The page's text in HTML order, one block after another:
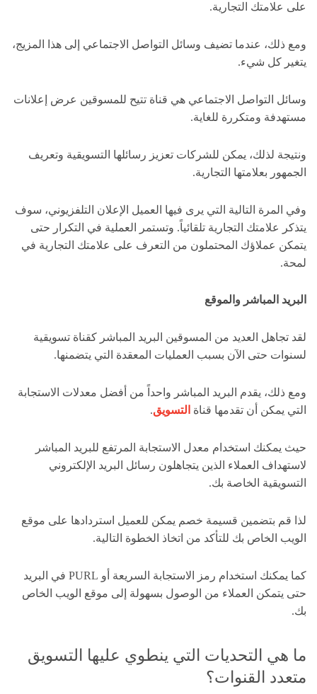
على علامتك التجارية.
ومع ذلك، عندما تضيف وسائل التواصل الاجتماعي إلى هذا المزيج،
يتغير كل شيء.
وسائل التواصل الاجتماعي هي قناة تتيح للمسوقين عرض إعلانات
مستهدفة ومتكررة للغاية.
ونتيجة لذلك، يمكن للشركات تعزيز رسائلها التسويقية وتعريف
الجمهور بعلامتها التجارية.
وفي المرة التالية التي يرى فيها العميل الإعلان التلفزيوني، سوف
يتذكر علامتك التجارية تلقائياً. وتستمر العملية في التكرار حتى
يتمكن عملاؤك المحتملون من التعرف على علامتك التجارية في
لمحة.
البريد المباشر والموقع
لقد تجاهل العديد من المسوقين البريد المباشر كقناة تسويقية
لسنوات حتى الآن بسبب العمليات المعقدة التي يتضمنها.
ومع ذلك، يقدم البريد المباشر واحداً من أفضل معدلات الاستجابة
التي يمكن أن تقدمها قناة التسويق.
حيث يمكنك استخدام معدل الاستجابة المرتفع للبريد المباشر
لاستهداف العملاء الذين يتجاهلون رسائل البريد الإلكتروني
التسويقية الخاصة بك.
لذا قم بتضمين قسيمة خصم يمكن للعميل استردادها على موقع
الويب الخاص بك للتأكد من اتخاذ الخطوة التالية.
كما يمكنك استخدام رمز الاستجابة السريعة أو PURL في البريد
حتى يتمكن العملاء من الوصول بسهولة إلى موقع الويب الخاص
بك.
ما هي التحديات التي ينطوي عليها التسويق
متعدد القنوات؟